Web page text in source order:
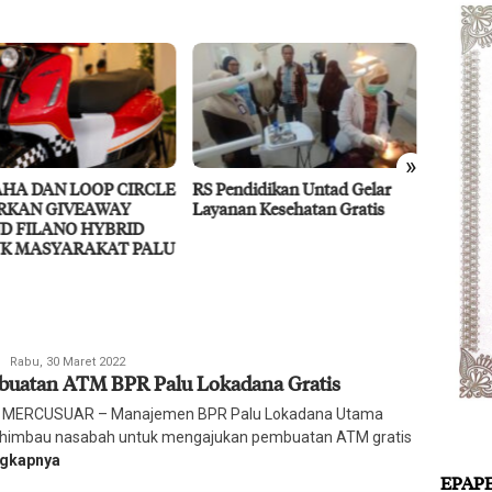
»
Untad Gelar
Kesehatan Gratis
Didukung MIND ID, PT Vale
Percepat Pengembangan
Redaksi
Rabu, 30 Maret 2022
ATM BPR Palu Lokadana Gratis
MERCUSUAR – Manajemen BPR Palu Lokadana Utama
nasabah untuk mengajukan pembuatan ATM gratis